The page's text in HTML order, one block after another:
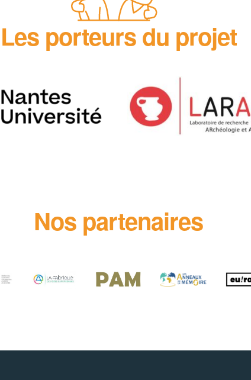
Les porteurs du projet
Nos partenaires